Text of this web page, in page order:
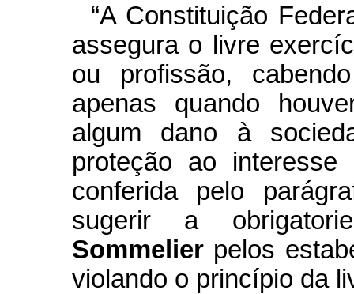
“A Constituição
assegura o livre
ou profissão,
apenas quando
algum dano à
proteção ao interesse
conferida pelo
sugerir a
Sommelier pelos
violando o princípio da